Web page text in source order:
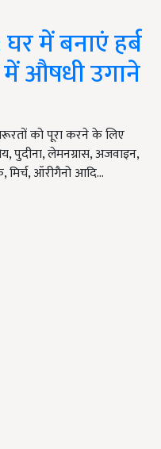
में बनाएं हर्ब
में औषधी उगाने
को पूरा करने के लिए
पुदीना, लेमनग्रास, अजवाइन,
मिर्च, ऑरीगैनो आदि…